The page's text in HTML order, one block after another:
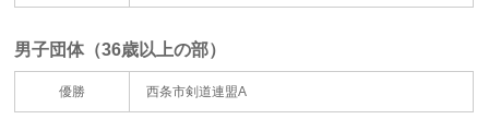
男子団体（36歳以上の部）
優勝 西条市剣道連盟A